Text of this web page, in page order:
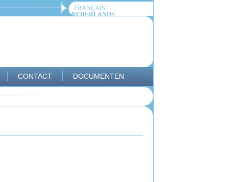
FRANÇAIS
NEDERLANDS
CONTACT DOCUMENTEN